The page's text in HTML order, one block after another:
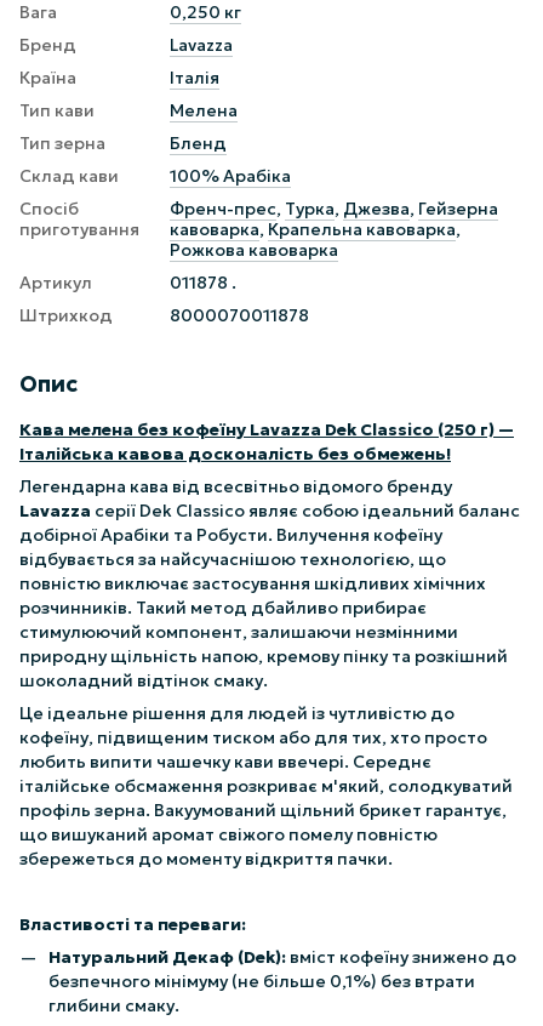
Вага
0,250 кг
Бренд
Lavazza
Країна
Італія
Тип кави
Мелена
Тип зерна
Бленд
Склад кави
100% Арабіка
Спосіб
приготування
Френч-прес, Турка, Джезва, Гейзерна
кавоварка, Крапельна кавоварка,
Рожкова кавоварка
Артикул
011878 .
Штрихкод
8000070011878
Опис
Кава мелена без кофеїну Lavazza Dek Classico (250 г) —
Італійська кавова досконалість без обмежень!
Легендарна кава від всесвітньо відомого бренду
Lavazza серії Dek Classico являє собою ідеальний баланс
добірної Арабіки та Робусти. Вилучення кофеїну
відбувається за найсучаснішою технологією, що
повністю виключає застосування шкідливих хімічних
розчинників. Такий метод дбайливо прибирає
стимулюючий компонент, залишаючи незмінними
природну щільність напою, кремову пінку та розкішний
шоколадний відтінок смаку.
Це ідеальне рішення для людей із чутливістю до
кофеїну, підвищеним тиском або для тих, хто просто
любить випити чашечку кави ввечері. Середнє
італійське обсмаження розкриває м'який, солодкуватий
профіль зерна. Вакуумований щільний брикет гарантує,
що вишуканий аромат свіжого помелу повністю
збережеться до моменту відкриття пачки.
Властивості та переваги:
Натуральний Декаф (Dek): вміст кофеїну знижено до
безпечного мінімуму (не більше 0,1%) без втрати
глибини смаку.